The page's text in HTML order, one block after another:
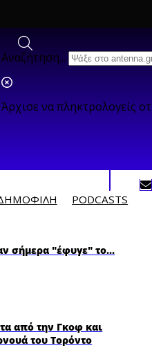
Αναζήτηση...
Άρχισε να πληκτρολογείς
PODCASTS
σήμερα "έφυγε" το...
από την Γκοφ και
του Τορόντο